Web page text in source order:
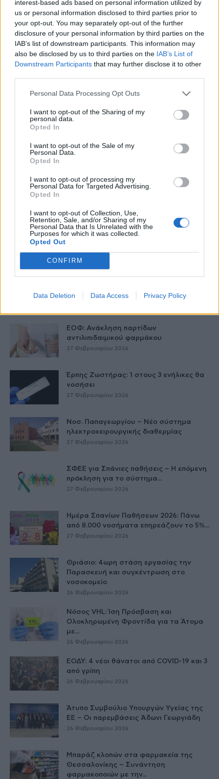
interest-based ads based on personal information utilized by
us or personal information disclosed to third parties prior to
your opt-out. You may separately opt-out of the further
disclosure of your personal information by third parties on the
IAB’s list of downstream participants. This information may
also be disclosed by us to third parties on the IAB’s List of
Downstream Participants that may further disclose it to other
Personal Data Processing Opt Outs
I want to opt-out of the Sharing of my
personal data.
Opted In
I want to opt-out of the Sale of my
Personal Data.
Opted In
I want to opt-out of processing my
Personal Data for Targeted Advertising.
Opted In
I want to opt-out of Collection, Use,
Retention, Sale, and/or Sharing of my
Personal Data that Is Unrelated with the
Purposes for which it was collected.
Opted Out
CONFIRM
Data Deletion Data Access Privacy Policy
HS Team
Δείτε Ακόμη
Γεωργιάδης: Πολλαπλά οφέλη από τη
27 Φεβρουαρίου 2026
Παράρτημα του Παίδων “Αγία Σοφία”
27 Φεβρουαρίου 2026
Μεταμόσχευσης Ήπατος στο «Λαϊκό»
ΕΟΦ: Ανάκληση παρτίδων
αντιλιπιδαιμικού φαρμάκου
27 Φεβρουαρίου 2026
Έρπης Ζωστήρας: 1 στους 3 ενήλικες θα
νοσήσει
27 Φεβρουαρίου 2026
Νοσ. Παπαγεωργίου – Νέο σύστημα
ηλεκτροχειρουργικής διαθερμίας
27 Φεβρουαρίου 2026
ΣΦΕΕ για Σπάνιες παθήσεις – Η επόμενη
πρόκληση για το σύστημα...
27 Φεβρουαρίου 2026
Ημέρα Σπανίων Παθήσεων 2026: Πάνω
από 8.000 νοσήματα επηρεάζουν το 5%...
27 Φεβρουαρίου 2026
Θριάσιο: 4ωρη στάση εργασίας την
Παρασκευή και συγκέντρωση στο
νοσοκομείο
26 Φεβρουαρίου 2026
Νόσος VHL: Ίση Πρόσβαση και
Ολοκληρωμένη Φροντίδα για τα Άτομα
με...
26 Φεβρουαρίου 2026
ΕΟΔΥ: 4 νέοι θάνατοι από COVID-19 και 3
από γρίπη
26 Φεβρουαρίου 2026
Άτυπο Συμβούλιο Υπουργών Υγείας της
ΕE – Οι παρεμβάσεις Άδωνι Γεωργιάδη
26 Φεβρουαρίου 2026
Μπαράζ κλοπών στα φαρμακεία της
Θεσσαλονίκης – Συνάντηση
φαρμακοποιών με την...